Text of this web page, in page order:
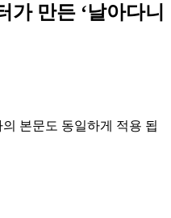
가 만든 ‘날아다니
본문도 동일하게 적용 됩